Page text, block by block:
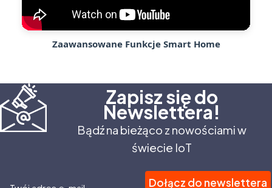
Zaawansowane Funkcje Smart Home
Zapisz się do
Newslettera!
Bądź na bieżąco z nowościami w
świecie IoT
Dołącz do newslettera